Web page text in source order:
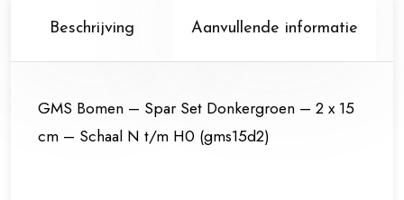
(gms15d2)
Beschrijving Aanvullende informatie
GMS Bomen – Spar Set Donkergroen – 2 x 15
cm – Schaal N t/m H0 (gms15d2)